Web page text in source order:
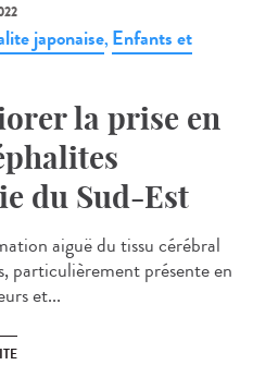
japonaise, Enfants et
la prise en
du Sud-Est
aiguë du tissu cérébral
particulièrement présente en
et...